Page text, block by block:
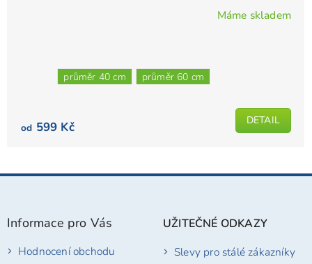
Máme skladem
od 599 Kč DETAIL
průměr 40 cm průměr 60 cm
Z
Informace pro Vás
Hodnocení obchodu
UŽITEČNÉ ODKAZY
Slevy pro stálé zákazníky